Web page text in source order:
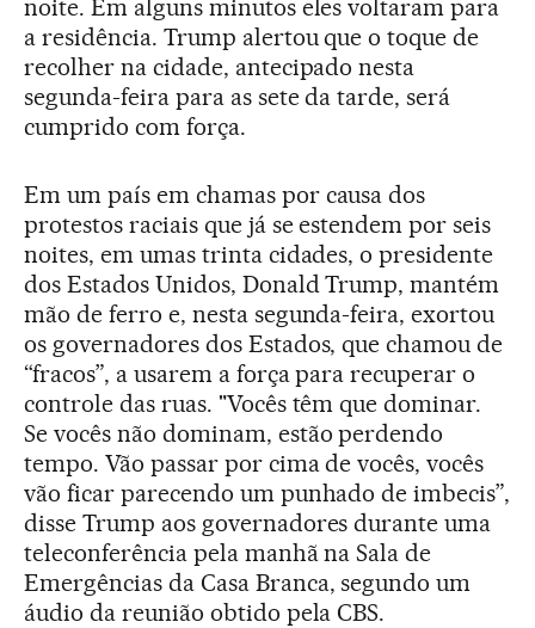
noite. Em alguns minutos eles voltaram para
a residência. Trump alertou que o toque de
recolher na cidade, antecipado nesta
segunda-feira para as sete da tarde, será
cumprido com força.
Em um país em chamas por causa dos
protestos raciais que já se estendem por seis
noites, em umas trinta cidades, o presidente
dos Estados Unidos, Donald Trump, mantém
mão de ferro e, nesta segunda-feira, exortou
os governadores dos Estados, que chamou de
“fracos”, a usarem a força para recuperar o
controle das ruas. "Vocês têm que dominar.
Se vocês não dominam, estão perdendo
tempo. Vão passar por cima de vocês, vocês
vão ficar parecendo um punhado de imbecis”,
disse Trump aos governadores durante uma
teleconferência pela manhã na Sala de
Emergências da Casa Branca, segundo um
áudio da reunião obtido pela CBS.